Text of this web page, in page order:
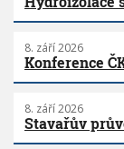
8. září 2026
Konference
8. září 2026
Stavařův